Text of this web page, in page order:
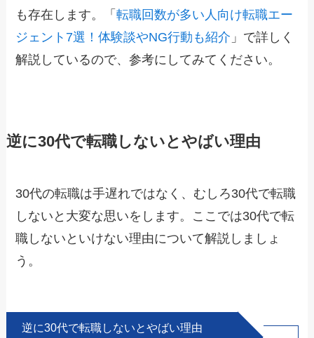
も存在します。「転職回数が多い人向け転職エー
ジェント7選！体験談やNG行動も紹介 」で詳しく
解説しているので、参考にしてみてください。
逆に30代で転職しないとやばい理由
30代の転職は手遅れではなく、むしろ30代で転職
しないと大変な思いをします。ここでは30代で転
職しないといけない理由について解説しましょ
う。
逆に30代で転職しないとやばい理由